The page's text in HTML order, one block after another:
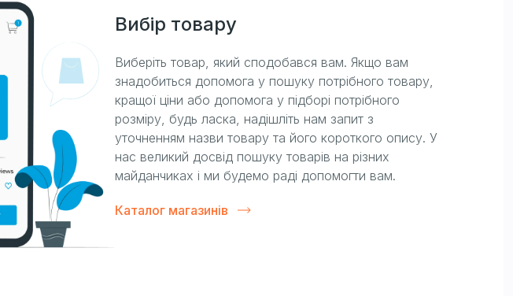
Вибір товару
Виберіть товар, який сподобався вам. Якщо вам
знадобиться допомога у пошуку потрібного товару,
кращої ціни або допомога у підборі потрібного
розміру, будь ласка, надішліть нам запит з
уточненням назви товару та його короткого опису. У
нас великий досвід пошуку товарів на різних
майданчиках і ми будемо раді допомогти вам.
Каталог магазинів